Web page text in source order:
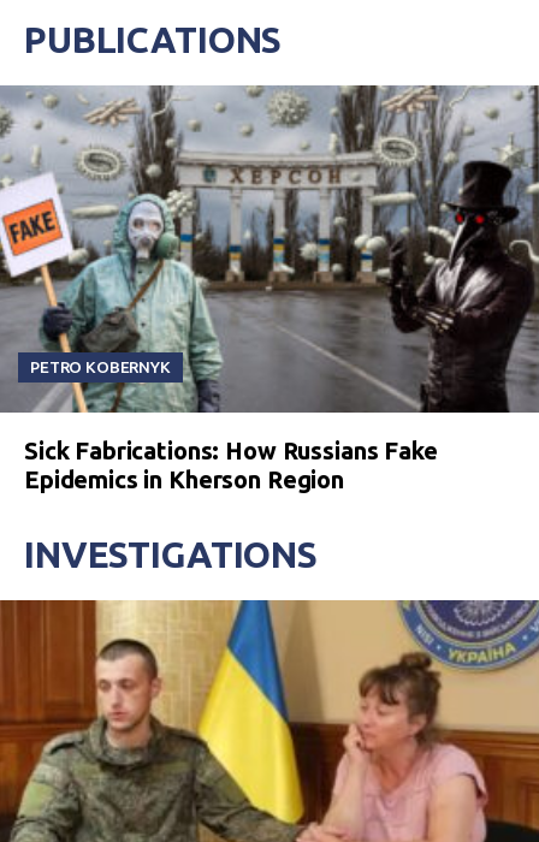
PUBLICATIONS
PETRO KOBERNYK
Sick Fabrications: How Russians Fake
Epidemics in Kherson Region
INVESTIGATIONS